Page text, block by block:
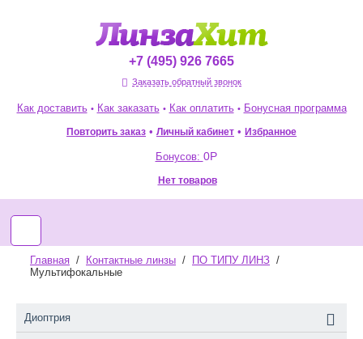
+7 (495) 926 7665
Заказать обратный звонок
Как доставить • Как заказать • Как оплатить • Бонусная программа
Повторить заказ • Личный кабинет • Избранное
Бонусов: 0Р
Нет товаров
Главная / Контактные линзы / ПО ТИПУ ЛИНЗ /
Мультифокальные
Диоптрия